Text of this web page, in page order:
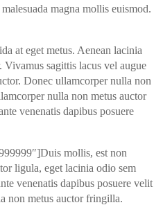
magna mollis euismod.
at eget metus. Aenean lacinia
Vivamus sagittis lacus vel augue
Donec ullamcorper nulla non
nulla non metus auctor
venenatis dapibus posuere
mollis, est non
ligula, eget lacinia odio sem
venenatis dapibus posuere velit
non metus auctor fringilla.